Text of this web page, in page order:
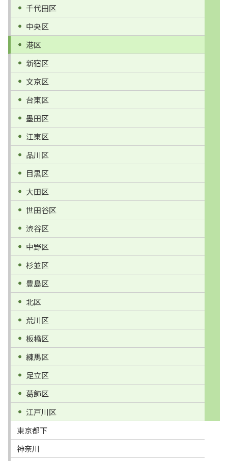
千代田区
中央区
港区
新宿区
文京区
台東区
墨田区
江東区
品川区
目黒区
大田区
世田谷区
渋谷区
中野区
杉並区
豊島区
北区
荒川区
板橋区
練馬区
足立区
葛飾区
江戸川区
東京都下
神奈川